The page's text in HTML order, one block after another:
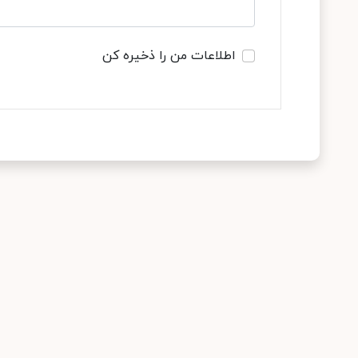
اطلاعات من را ذخیره کن